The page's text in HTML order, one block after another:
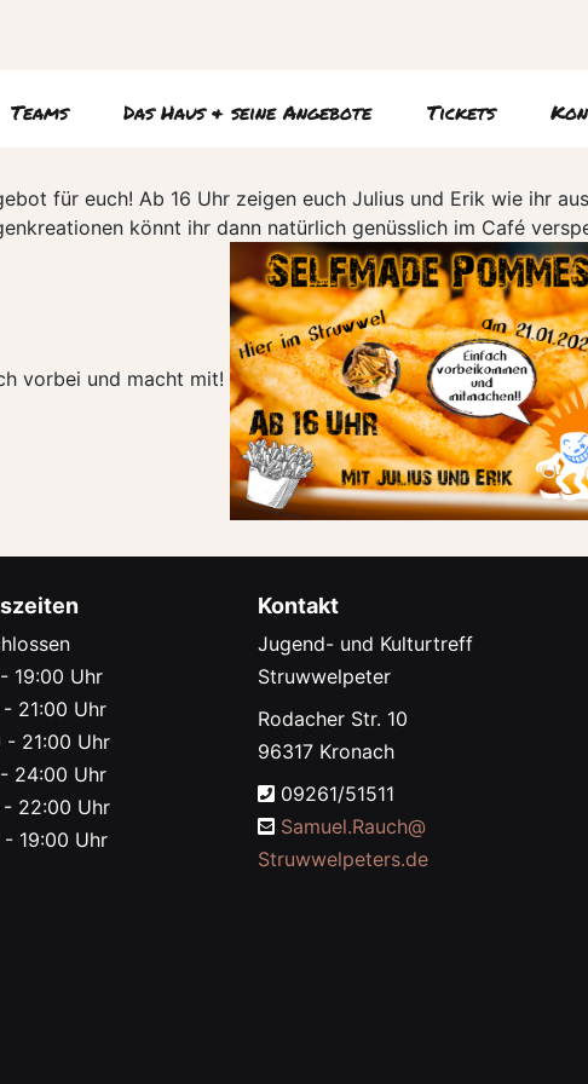
Teams Das Haus & seine Angebote Tickets
für euch! Ab 16 Uhr zeigen euch Julius und Erik wie ihr
könnt ihr dann natürlich genüsslich im Café
vorbei und macht mit!
19:00 Uhr
- 21:00 Uhr
- 21:00 Uhr
24:00 Uhr
- 22:00 Uhr
- 19:00 Uhr
Kontakt
Jugend- und Kulturtreff
Struwwelpeter
Rodacher Str. 10
96317 Kronach
09261/51511
Samuel.Rauch@
Struwwelpeters.de